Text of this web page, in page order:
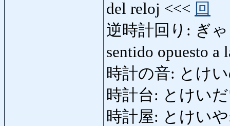
del reloj <<< 回
逆時計回り: ぎ
sentido opuesto a
時計の音: とけ
時計台: とけい
時計屋: とけい